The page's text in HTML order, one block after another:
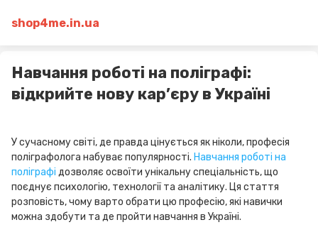
shop4me.in.ua
Навчання роботі на поліграфі:
відкрийте нову кар’єру в Україні
У сучасному світі, де правда цінується як ніколи, професія
поліграфолога набуває популярності. Навчання роботі на
поліграфі дозволяє освоїти унікальну спеціальність, що
поєднує психологію, технології та аналітику. Ця стаття
розповість, чому варто обрати цю професію, які навички
можна здобути та де пройти навчання в Україні.